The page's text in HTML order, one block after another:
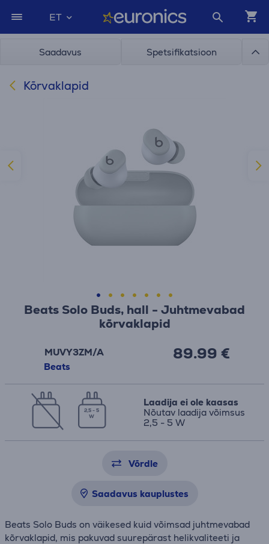
ET
Saadavus Spetsifikatsioon
Kõrvaklapid
Beats Solo Buds, hall - Juhtmevabad
kõrvaklapid
MUVY3ZM/A
Beats
89.99 €
2,5 - 5
W
Laadija ei ole kaasas
Nõutav laadija võimsus
2,5 - 5 W
Võrdle
Saadavus kauplustes
Beats Solo Buds on väikesed kuid võimsad juhtmevabad
kõrvaklapid, mis pakuvad suurepärast helikvaliteeti ja